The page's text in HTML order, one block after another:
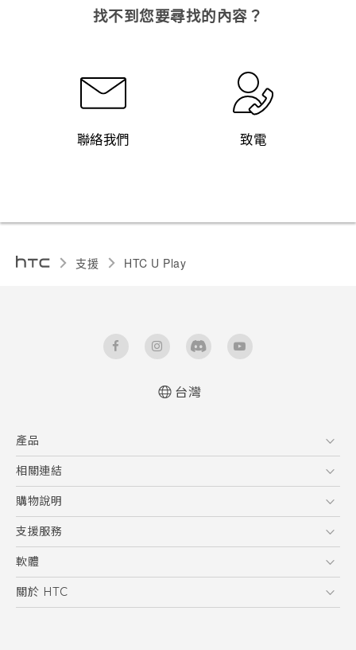
找不到您要尋找的內容？
聯絡我們 致電
支援 HTC U Play‎
台灣
產品
5G
智慧型手機
配件
相關連結
HTC Research
購物說明
購物須知
訂單管理
付款方式
支援服務
到府收送維修服務
服務中心資訊
客戶服務佈告欄
軟體
應用程式
關於 HTC